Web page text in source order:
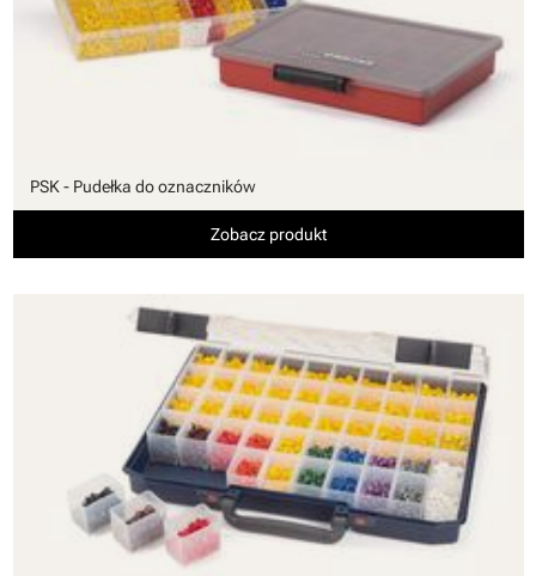
PSK - Pudełka do oznaczników
Zobacz produkt